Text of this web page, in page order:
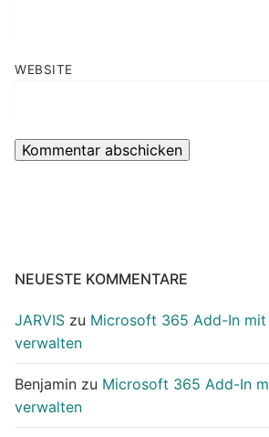
WEBSITE
NEUESTE KOMMENTARE
JARVIS zu Microsoft 365 Add-In mit
verwalten
Benjamin zu Microsoft 365 Add-In
verwalten